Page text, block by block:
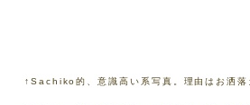
↑Sachiko的、意識高い系写真。理由はお洒落